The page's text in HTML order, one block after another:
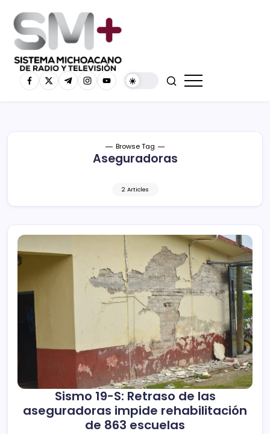
Browse Tag
Aseguradoras
2 Articles
Sismo 19-S: Retraso de las
aseguradoras impide rehabilitación
de 863 escuelas